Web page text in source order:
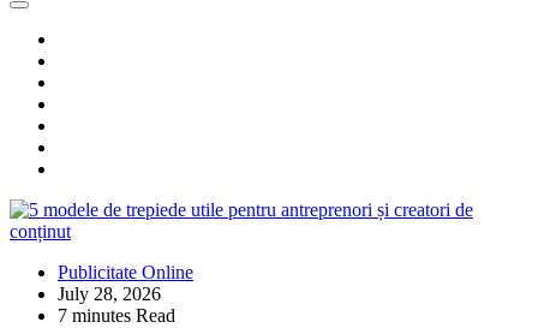
Publicitate Online
July 28, 2026
7 minutes Read